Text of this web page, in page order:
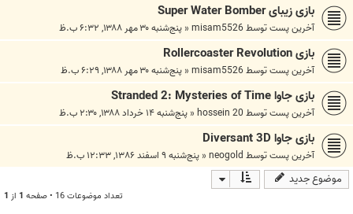
بازی زیبای Super Water Bomber
آخرین پست توسط misam5526
« پنج‌شنبه ۳۰ مهر ۱۳۸۸, ۶:۳۲ ب.ظ
بازی Rollercoaster Revolution
آخرین پست توسط misam5526
« پنج‌شنبه ۳۰ مهر ۱۳۸۸, ۶:۲۹ ب.ظ
بازی جاوا Stranded 2: Mysteries of Time
آخرین پست توسط hossein 20
« پنج‌شنبه ۱۴ خرداد ۱۳۸۸, ۲:۳۰ ب.ظ
بازی جاوا Diversant 3D
آخرین پست توسط neogold
« پنج‌شنبه ۹ اسفند ۱۳۸۶, ۱۲:۳۳ ب.ظ
موضوع جدید
تعداد موضوعات 16 • صفحه 1 از 1